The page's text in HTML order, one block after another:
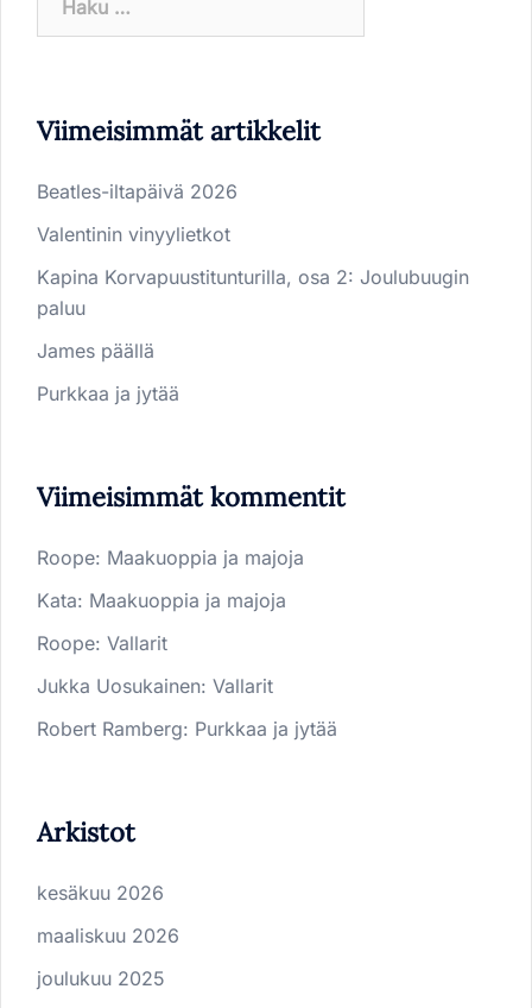
Viimeisimmät artikkelit
Beatles-iltapäivä 2026
Valentinin vinyylietkot
Kapina Korvapuustitunturilla, osa 2: Joulubuugin
paluu
James päällä
Purkkaa ja jytää
Viimeisimmät kommentit
Roope: Maakuoppia ja majoja
Kata: Maakuoppia ja majoja
Roope: Vallarit
Jukka Uosukainen: Vallarit
Robert Ramberg: Purkkaa ja jytää
Arkistot
kesäkuu 2026
maaliskuu 2026
joulukuu 2025